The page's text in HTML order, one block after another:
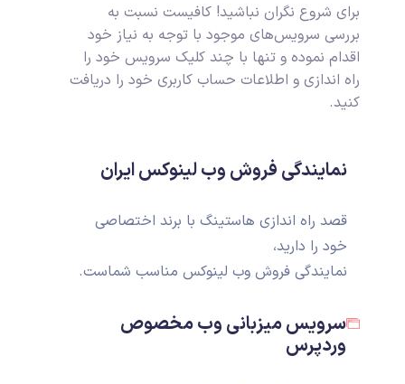
برای شروع نگران نباشید! کافیست نسبت به
بررسی سرویس‌های موجود با توجه به نیاز خود
اقدام نموده و تنها با چند کلیک سرویس خود را
راه اندازی و اطلاعات حساب کاربری خود را دریافت
کنید.
نمایندگی فروش وب لینوکس ایران
قصد راه اندازی هاستینگ با برند اختصاصی
خود را دارید،
نمایندگی فروش وب لینوکس مناسب شماست.
سرویس میزبانی وب مخصوص
وردپرس